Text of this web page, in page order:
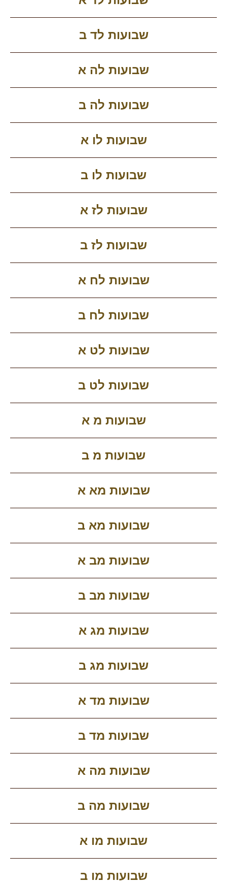
שבועות לד ב
שבועות לה א
שבועות לה ב
שבועות לו א
שבועות לו ב
שבועות לז א
שבועות לז ב
שבועות לח א
שבועות לח ב
שבועות לט א
שבועות לט ב
שבועות מ א
שבועות מ ב
שבועות מא א
שבועות מא ב
שבועות מב א
שבועות מב ב
שבועות מג א
שבועות מג ב
שבועות מד א
שבועות מד ב
שבועות מה א
שבועות מה ב
שבועות מו א
שבועות מו ב